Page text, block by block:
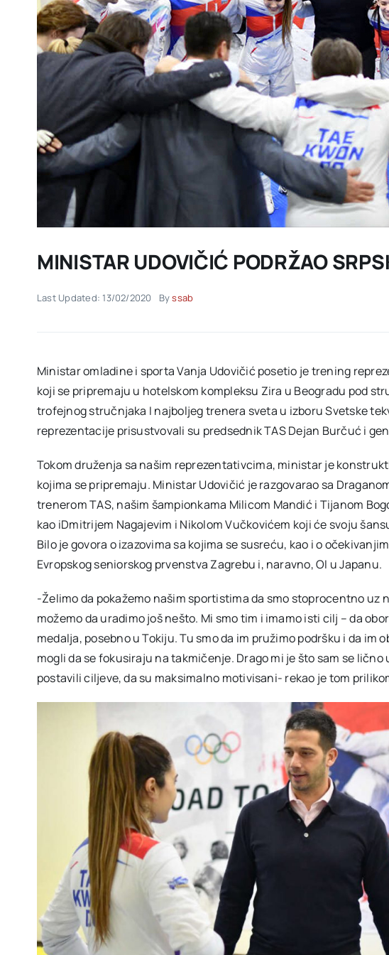
MINISTAR UDOVIČIĆ PODRŽAO
Last Updated: 13/02/2020 Byssab
Ministar omladine i sporta Vanja Udovičić posetio je trening
koji se pripremaju u hotelskom kompleksu Zira u Beogradu pod
trofejnog stručnjaka I najboljeg trenera sveta u izboru Svetske
reprezentacije prisustvovali su predsednik TAS Dejan Burčuć i
Tokom druženja sa našim reprezentativcima, ministar je
kojima se pripremaju. Ministar Udovičić je razgovarao sa
trenerom TAS, našim šampionkama Milicom Mandić i Tijanom
kao iDmitrijem Nagajevim i Nikolom Vučkovićem koji će svoju
Bilo je govora o izazovima sa kojima se susreću, kao i o
Evropskog seniorskog prvenstva Zagrebu i, naravno, OI u Japanu.
-Želimo da pokažemo našim sportistima da smo stoprocentno uz
možemo da uradimo još nešto. Mi smo tim i imamo isti cilj – da
medalja, posebno u Tokiju. Tu smo da im pružimo podršku i da im
mogli da se fokusiraju na takmičenje. Drago mi je što sam se
postavili ciljeve, da su maksimalno motivisani- rekao je tom